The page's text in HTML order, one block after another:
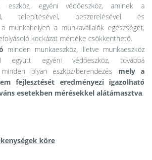
eszköz, egyéni védőeszköz, aminek a
telepítésével, beszerelésével és
a munkahelyen a munkavállalók egészségét,
kockázat mértéke csökkenthető.
minden munkaeszköz, illetve munkaeszköz
együtt egyéni védőeszköz, továbbá
olyan eszköz/berendezés mely a
fejlesztését eredményezi igazolható
esetekben mérésekkel alátámasztva.
köre